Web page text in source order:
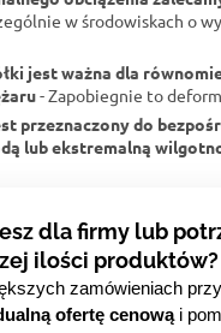
w środowiskach o
jest ważna dla
- Zapobiegnie to
przeznaczony do
lub ekstremalną
dla firmy lub
ilości produktów?
zamówieniach
ofertę cenowąi